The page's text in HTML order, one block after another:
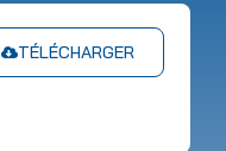
TÉLÉCHARGER